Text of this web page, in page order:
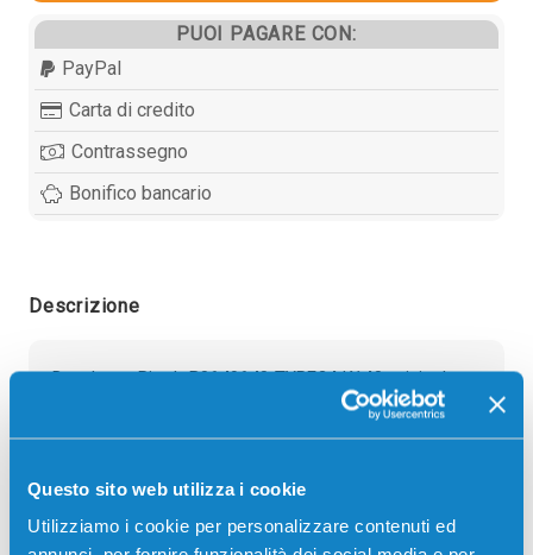
Questo sito web utilizza i cookie
Utilizziamo i cookie per personalizzare contenuti ed
PUOI PAGARE CON:
PayPal
Carta di credito
Contrassegno
Bonifico bancario
Descrizione
Developer Ricoh B0649640 TYPE24 K140 originale
NERO 350000 pagine per Stampanti: Ricoh AFICIO
1060, Ricoh AFICIO 1075, Ricoh AFICIO 2051, Ricoh